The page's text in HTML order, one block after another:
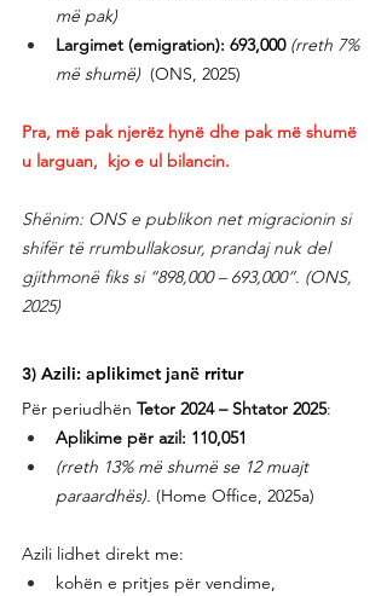
më pak)
Largimet (emigration): 693,000 (rreth 7%
më shumë) (ONS, 2025)
Pra, më pak njerëz hynë dhe pak më shumë
u larguan,  kjo e ul bilancin.
Shënim: ONS e publikon net migracionin si
shifër të rrumbullakosur, prandaj nuk del
gjithmonë fiks si “898,000 – 693,000”. (ONS,
2025)
3) Azili: aplikimet janë rritur
Për periudhën Tetor 2024 – Shtator 2025:
Aplikime për azil: 110,051
(rreth 13% më shumë se 12 muajt
paraardhës). (Home Office, 2025a)
Azili lidhet direkt me:
kohën e pritjes për vendime,